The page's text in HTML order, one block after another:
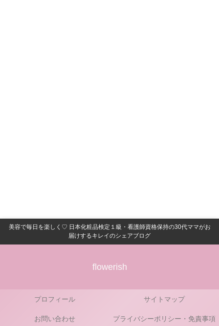
美容で毎日を楽しく♡ 日本化粧品検定１級・看護師資格保持の30代ママがお
届けするキレイのシェアブログ
flowerish
プロフィール サイトマップ
お問い合わせ プライバシーポリシー・免責事項